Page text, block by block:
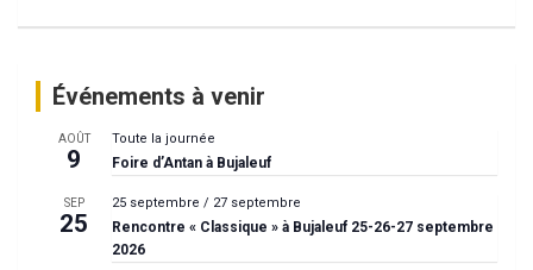
Événements à venir
AOÛT
9
Toute la journée
Foire d’Antan à Bujaleuf
SEP
25
25 septembre / 27 septembre
Rencontre « Classique » à Bujaleuf 25-26-27 septembre
2026